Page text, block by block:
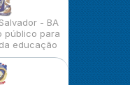
- BA
público para
educação